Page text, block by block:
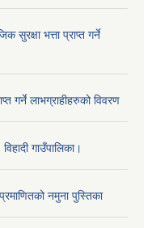
भत्ता प्राप्त गर्ने
गर्ने लाभग्राहीहरुको विवरण
गाउँपालिका।
नमुना पुस्तिका